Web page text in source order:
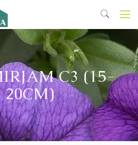
C3 (15-
20CM)